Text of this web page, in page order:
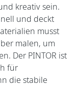
kreativ sein.
und deckt
musst
malen, um
Der PINTOR ist
für
die stabile